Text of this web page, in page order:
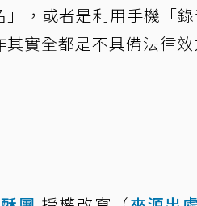
」，或者是利用手機「
實全都是不具備法律